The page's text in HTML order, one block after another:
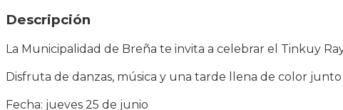
Descripción
La Municipalidad de Breña te invita a celebrar el Tinkuy
Disfruta de danzas, música y una tarde llena de color
Fecha: jueves 25 de junio